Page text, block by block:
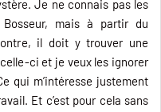
Je ne connais pas les
mais à partir du
il doit y trouver une
ci et je veux les ignorer
qui m’intéresse justement
Et c’est pour cela sans